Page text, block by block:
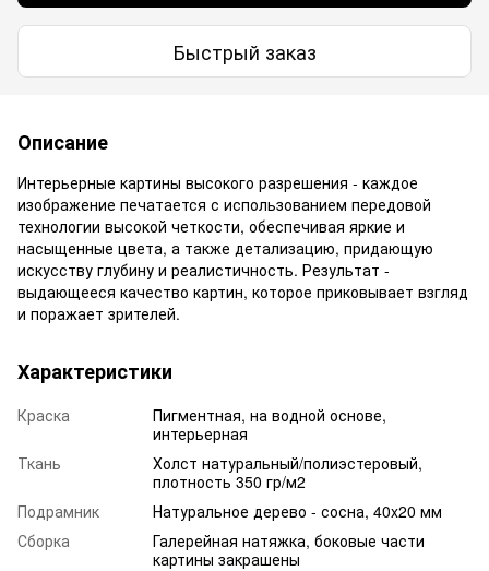
Быстрый заказ
Описание
Интерьерные картины высокого разрешения - каждое
изображение печатается с использованием передовой
технологии высокой четкости, обеспечивая яркие и
насыщенные цвета, а также детализацию, придающую
искусству глубину и реалистичность. Результат -
выдающееся качество картин, которое приковывает взгляд
и поражает зрителей.
Характеристики
Краска
Пигментная, на водной основе,
интерьерная
Ткань
Холст натуральный/полиэстеровый,
плотность 350 гр/м2
Подрамник
Натуральное дерево - сосна, 40x20 мм
Сборка
Галерейная натяжка, боковые части
картины закрашены